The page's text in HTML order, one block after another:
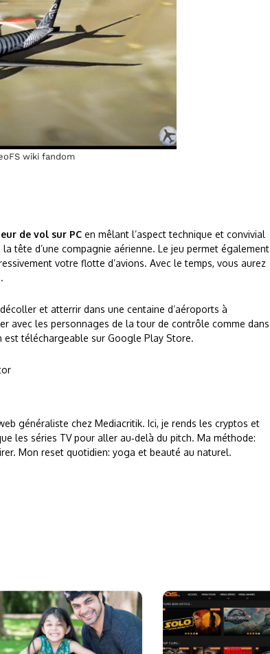
wiki fandom
de vol sur PC en mêlant l’aspect technique et convivial
tête d’une compagnie aérienne. Le jeu permet également
votre flotte d’avions. Avec le temps, vous aurez
et atterrir dans une centaine d’aéroports à
avec les personnages de la tour de contrôle comme dans
est téléchargeable sur Google Play Store.
généraliste chez Mediacritik. Ici, je rends les cryptos et
les séries TV pour aller au‑delà du pitch. Ma méthode:
Mon reset quotidien: yoga et beauté au naturel.